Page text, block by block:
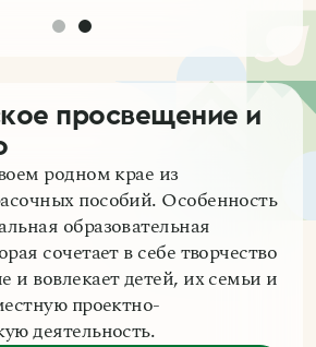
просвещение и
родном крае из
пособий. Особенность
образовательная
сочетает в себе творчество
и вовлекает детей, их семьи и
проектно-
деятельность.